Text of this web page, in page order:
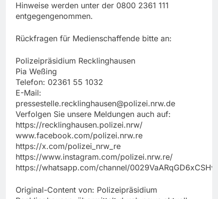
Hinweise werden unter der 0800 2361 111
entgegengenommen.
Rückfragen für Medienschaffende bitte an:
Polizeipräsidium Recklinghausen
Pia Weßing
Telefon: 02361 55 1032
E-Mail:
pressestelle.recklinghausen@polizei.nrw.de
Verfolgen Sie unsere Meldungen auch auf:
https://recklinghausen.polizei.nrw/
www.facebook.com/polizei.nrw.re
https://x.com/polizei_nrw_re
https://www.instagram.com/polizei.nrw.re/
https://whatsapp.com/channel/
Original-Content von: Polizeipräsidium